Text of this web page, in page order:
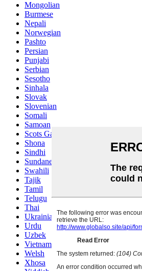
Mongolian
Burmese
Nepali
Norwegian
Pashto
Persian
Punjabi
Serbian
Sesotho
Sinhala
Slovak
Slovenian
Somali
Samoan
Scots Gaelic
Shona
Sindhi
Sundanese
Swahili
Tajik
Tamil
Telugu
Thai
Ukrainian
Urdu
Uzbek
Vietnamese
Welsh
Xhosa